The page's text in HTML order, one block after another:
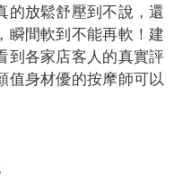
的放鬆舒壓到不說，還
瞬間軟到不能再軟！建
到各家店客人的真實評
值身材優的按摩師可以